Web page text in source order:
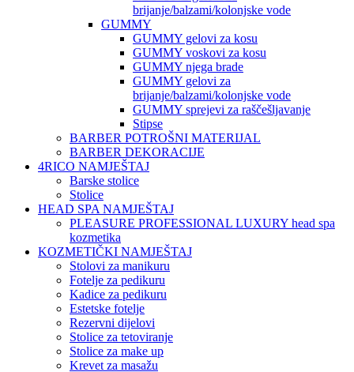
brijanje/balzami/kolonjske vode
GUMMY
GUMMY gelovi za kosu
GUMMY voskovi za kosu
GUMMY njega brade
GUMMY gelovi za
brijanje/balzami/kolonjske vode
GUMMY sprejevi za raščešljavanje
Stipse
BARBER POTROŠNI MATERIJAL
BARBER DEKORACIJE
4RICO NAMJEŠTAJ
Barske stolice
Stolice
HEAD SPA NAMJEŠTAJ
PLEASURE PROFESSIONAL LUXURY head spa
kozmetika
KOZMETIČKI NAMJEŠTAJ
Stolovi za manikuru
Fotelje za pedikuru
Kadice za pedikuru
Estetske fotelje
Rezervni dijelovi
Stolice za tetoviranje
Stolice za make up
Krevet za masažu